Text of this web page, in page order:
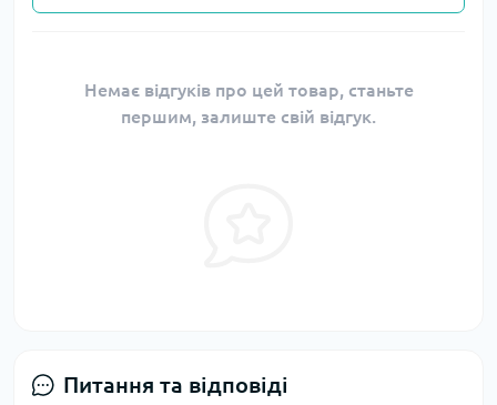
Немає відгуків про цей товар, станьте
першим, залиште свій відгук.
Питання та відповіді